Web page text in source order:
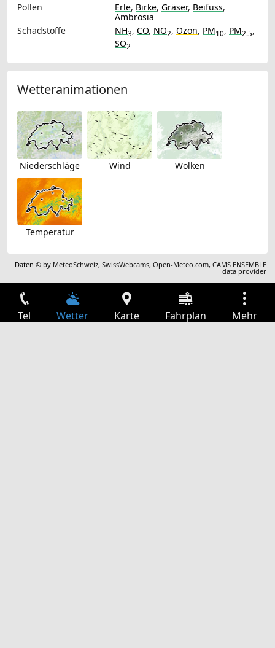
Pollen
Erle, Birke, Gräser, Beifuss,
Ambrosia
Schadstoffe
NH3, CO, NO2, Ozon, PM10, PM2.5,
SO2
Wetteranimationen
Niederschläge Wind Wolken
Temperatur
Daten © by MeteoSchweiz,SwissWebcams,Open-Meteo.com,CAMS ENSEMBLE
data provider
Tel Wetter Karte Fahrplan Mehr